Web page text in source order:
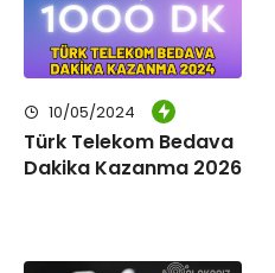
10/05/2024
Türk Telekom Bedava
Dakika Kazanma 2026